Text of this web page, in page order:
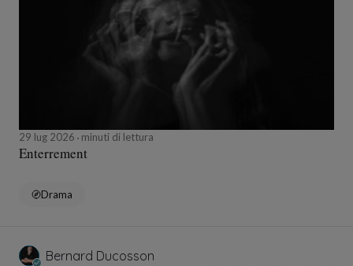
29 lug 2026 minuti di lettura
Enterrement
Drama
Bernard Ducosson